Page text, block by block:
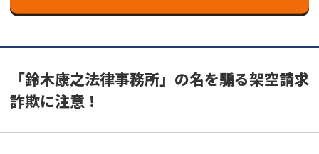
「鈴木康之法律事務所」の名を騙る架空請求
詐欺に注意！